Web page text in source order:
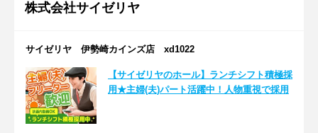
株式会社サイゼリヤ
サイゼリヤ 伊勢崎カインズ店 xd1022
【サイゼリヤのホール】ランチシフト積極採
用★主婦(夫)パート活躍中！人物重視で採用